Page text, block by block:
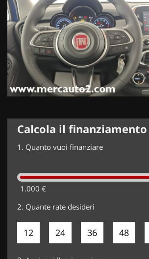
Calcola il finanziamento
1. Quanto vuoi finanziare
1.000 €
2. Quante rate desideri
12 24 36 48